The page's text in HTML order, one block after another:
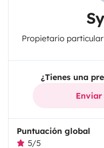
Propietario
¿Tienes una
Enviar
Puntuación global
5/5